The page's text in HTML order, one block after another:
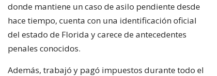
donde mantiene un caso de asilo pendiente desde
hace tiempo, cuenta con una identificación oficial
del estado de Florida y carece de antecedentes
penales conocidos.
Además, trabajó y pagó impuestos durante todo el